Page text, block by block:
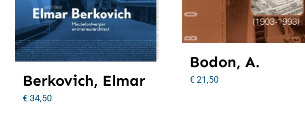
Berkovich, Elmar
€34,50
Bodon, A.
€21,50